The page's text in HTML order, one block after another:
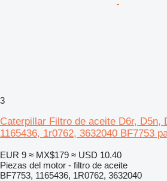
3
Caterpillar Filtro de aceite D6r, D5n,
1165436, 1r0762, 3632040 BF7753
EUR 9 ≈ MX$179 ≈ USD 10.40
Piezas del motor - filtro de aceite
BF7753, 1165436, 1R0762, 3632040